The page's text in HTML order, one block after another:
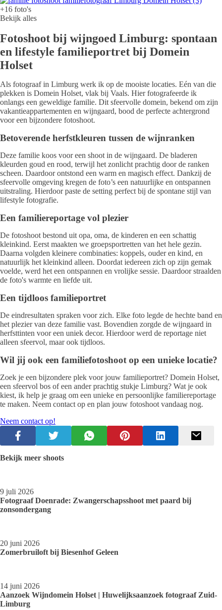
+16 foto's
Bekijk alles
Fotoshoot bij wijngoed Limburg: spontaan
en lifestyle familieportret bij Domein
Holset
Als fotograaf in Limburg werk ik op de mooiste locaties. Eén van die
plekken is Domein Holset, vlak bij Vaals. Hier fotografeerde ik
onlangs een geweldige familie. Dit sfeervolle domein, bekend om zijn
vakantieappartementen en wijngaard, bood de perfecte achtergrond
voor een bijzondere fotoshoot.
Betoverende herfstkleuren tussen de wijnranken
Deze familie koos voor een shoot in de wijngaard. De bladeren
kleurden goud en rood, terwijl het zonlicht prachtig door de ranken
scheen. Daardoor ontstond een warm en magisch effect. Dankzij de
sfeervolle omgeving kregen de foto’s een natuurlijke en ontspannen
uitstraling. Hierdoor paste de setting perfect bij de spontane stijl van
lifestyle fotografie.
Een familiereportage vol plezier
De fotoshoot bestond uit opa, oma, de kinderen en een schattig
kleinkind. Eerst maakten we groepsportretten van het hele gezin.
Daarna volgden kleinere combinaties: koppels, ouder en kind, en
natuurlijk het kleinkind alleen. Doordat iedereen zich op zijn gemak
voelde, werd het een ontspannen en vrolijke sessie. Daardoor straalden
de foto's warmte en liefde uit.
Een tijdloos familieportret
De eindresultaten spraken voor zich. Elke foto legde de hechte band en
het plezier van deze familie vast. Bovendien zorgde de wijngaard in
herfsttinten voor een uniek decor. Hierdoor werd de reportage niet
alleen sfeervol, maar ook tijdloos.
Wil jij ook een familiefotoshoot op een unieke locatie?
Zoek je een bijzondere plek voor jouw familieportret? Domein Holset,
een sfeervol bos of een ander prachtig stukje Limburg? Wat je ook
kiest, ik help je graag om een unieke en persoonlijke familiereportage
te maken. Neem contact op en plan jouw fotoshoot vandaag nog.
Neem contact op!
Bekijk meer shoots
9 juli 2026
Fotograaf Doenrade: Zwangerschapsshoot met paard bij
zonsondergang
20 juni 2026
Zomerbruiloft bij Biesenhof Geleen
14 juni 2026
Aanzoek Wijndomein Holset | Huwelijksaanzoek fotograaf Zuid-
Limburg